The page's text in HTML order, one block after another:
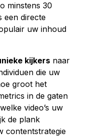
minstens 30
een directe
uw inhoud
kijkers naar
die uw
groot het
in de gaten
video’s uw
de plank
contentstrategie